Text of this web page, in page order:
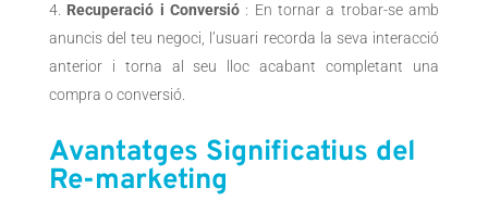
Recuperació i Conversió : En tornar a trobar-se amb
anuncis del teu negoci, l’usuari recorda la seva interacció
anterior i torna al seu lloc acabant completant una
compra o conversió.
Avantatges Significatius del
Re-marketing